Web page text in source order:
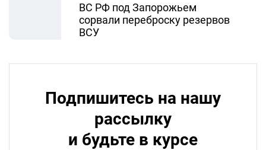
ВС РФ под Запорожьем
сорвали переброску резервов
ВСУ
Подпишитесь на нашу
рассылку
и будьте в курсе